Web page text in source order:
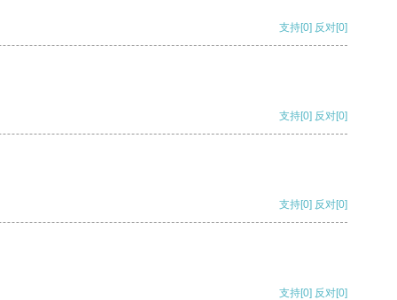
支持[0] 反对[0]
支持[0] 反对[0]
支持[0] 反对[0]
支持[0] 反对[0]